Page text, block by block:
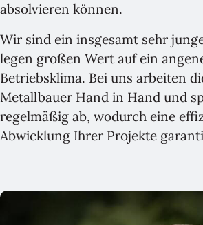
absolvieren können.
Wir sind ein insgesamt sehr
legen großen Wert auf ein
Betriebsklima. Bei uns arbeiten
Metallbauer Hand in Hand und
regelmäßig ab, wodurch eine
Abwicklung Ihrer Projekte